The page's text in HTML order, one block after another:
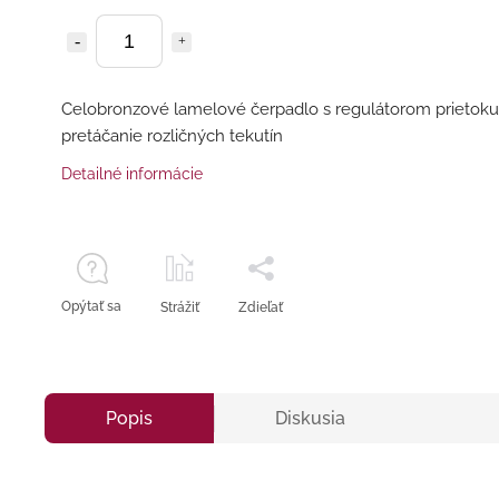
Celobronzové lamelové čerpadlo s regulátorom
pretáčanie rozličných tekutín
Detailné informácie
Opýtať sa Strážiť Zdieľať
Popis Diskusia